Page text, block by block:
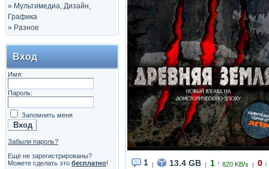
» Мультимедиа, Дизайн,
Графика
» Разное
Вход
Имя:
Пароль:
Запомнить меня
Забыли пароль?
Ещё не зарегистрированы?
Можете сделать это бесплатно! 1 13.4 GB 1 ↑ 820 KB/s 0 ↓